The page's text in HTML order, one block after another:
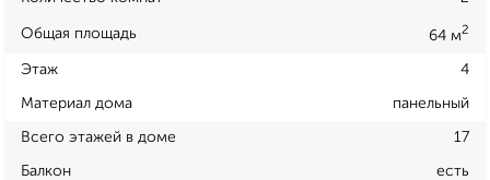
Общая площадь 64 м2
Этаж 4
Материал дома панельный
Всего этажей в доме 17
Балкон есть